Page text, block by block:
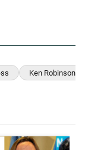
Ken Robinson
de la ley de
de tendencia con